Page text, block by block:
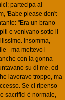
partecipa al
'Babe please don't
"Era un brano
e venivano sotto il
Insomma,
- ma mettevo i
con la gonna
su di me, ed
lavoravo troppo, ma
Se ci ripenso
sacrifici è normale,